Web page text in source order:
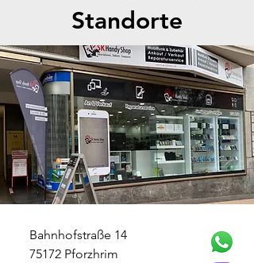
Standorte
Bahnhofstraße 14
75172 Pforzhrim